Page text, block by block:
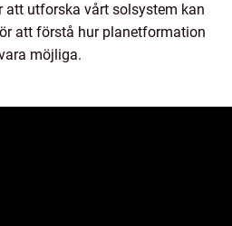
att utforska vårt solsystem kan
att förstå hur planetformation
möjliga.